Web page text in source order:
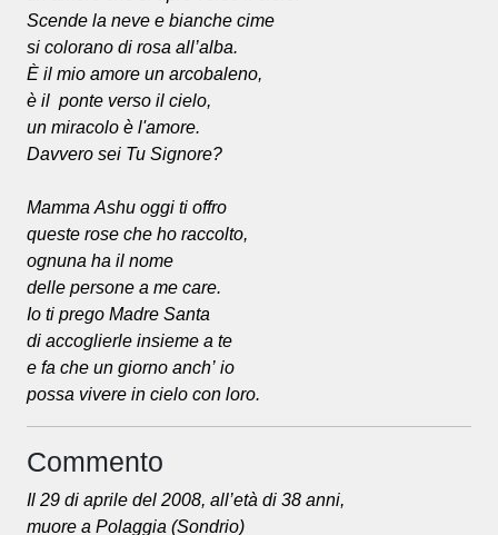
Scende la neve e bianche cime
si colorano di rosa all’alba.
È il mio amore un arcobaleno,
è il ponte verso il cielo,
un miracolo è l'amore.
Davvero sei Tu Signore?
Mamma Ashu oggi ti offro
queste rose che ho raccolto,
ognuna ha il nome
delle persone a me care.
Io ti prego Madre Santa
di accoglierle insieme a te
e fa che un giorno anch’ io
possa vivere in cielo con loro.
Commento
Il 29 di aprile del 2008, all’età di 38 anni,
muore a Polaggia (Sondrio)